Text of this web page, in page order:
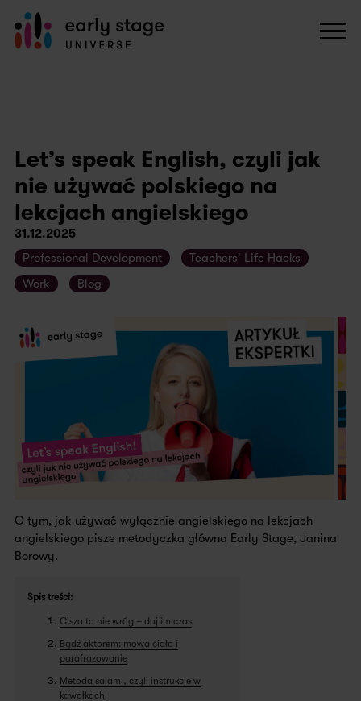
Let’s speak English, czyli jak
nie używać polskiego na
lekcjach angielskiego
31.12.2025
Professional Development
Teachers' Life Hacks
Work
Blog
O tym, jak używać wyłącznie angielskiego na lekcjach
angielskiego pisze metodyczka główna Early Stage, Janina
Borowy.
Spis treści:
Cisza to nie wróg – daj im czas
Bądź aktorem: mowa ciała i
parafrazowanie
Metoda salami, czyli instrukcje w
kawałkach